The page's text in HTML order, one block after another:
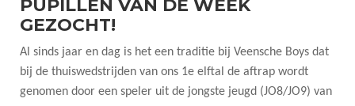
PUPILLEN VAN DE WEEK
GEZOCHT!
Al sinds jaar en dag is het een traditie bij Veensche Boys dat
bij de thuiswedstrijden van ons 1e elftal de aftrap wordt
genomen door een speler uit de jongste jeugd (JO8/JO9) van